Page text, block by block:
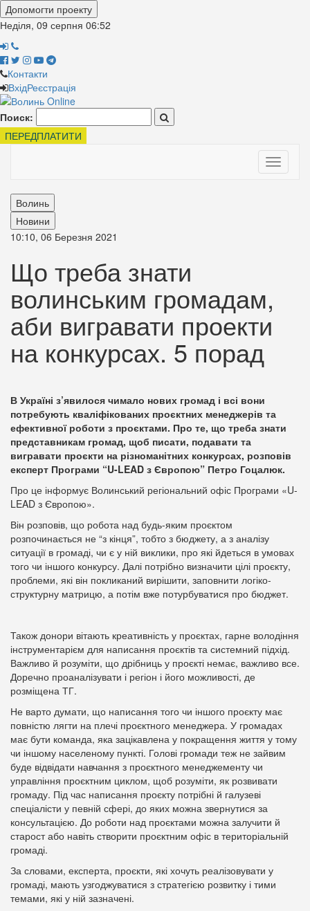
Допомогти проекту
Неділя, 09 серпня 06:52
Контакти
ВхідРеєстрація
Поиск:
ПЕРЕДПЛАТИТИ
Toggle
Волинь
Новини
10:10, 06 Березня 2021
Що треба знати
волинським громадам,
аби вигравати проекти
на конкурсах. 5 порад
В Україні з’явилося чимало нових громад і всі вони
потребують кваліфікованих проєктних менеджерів та
ефективної роботи з проєктами. Про те, що треба знати
представникам громад, щоб писати, подавати та
вигравати проєкти на різноманітних конкурсах, розповів
експерт Програми “U-LEAD з Європою” Петро Гоцалюк.
Про це інформує Волинський регіональний офіс Програми «U-
LEAD з Європою».
Він розповів, що робота над будь-яким проєктом
розпочинається не “з кінця”, тобто з бюджету, а з аналізу
ситуації в громаді, чи є у ній виклики, про які йдеться в умовах
того чи іншого конкурсу. Далі потрібно визначити цілі проєкту,
проблеми, які він покликаний вирішити, заповнити логіко-
структурну матрицю, а потім вже потурбуватися про бюджет.
Також донори вітають креативність у проєктах, гарне володіння
інструментарієм для написання проєктів та системний підхід.
Важливо й розуміти, що дрібниць у проєкті немає, важливо все.
Доречно проаналізувати і регіон і його можливості, де
розміщена ТГ.
Не варто думати, що написання того чи іншого проєкту має
повністю лягти на плечі проєктного менеджера. У громадах
має бути команда, яка зацікавлена у покращення життя у тому
чи іншому населеному пункті. Голові громади теж не зайвим
буде відвідати навчання з проєктного менеджементу чи
управління проєктним циклом, щоб розуміти, як розвивати
громаду. Під час написання проєкту потрібні й галузеві
спеціалісти у певній сфері, до яких можна звернутися за
консультацією. До роботи над проєктами можна залучити й
старост або навіть створити проєктним офіс в територіальній
громаді.
За словами, експерта, проєкти, які хочуть реалізовувати у
громаді, мають узгоджуватися з стратегією розвитку і тими
темами, які у ній зазначені.